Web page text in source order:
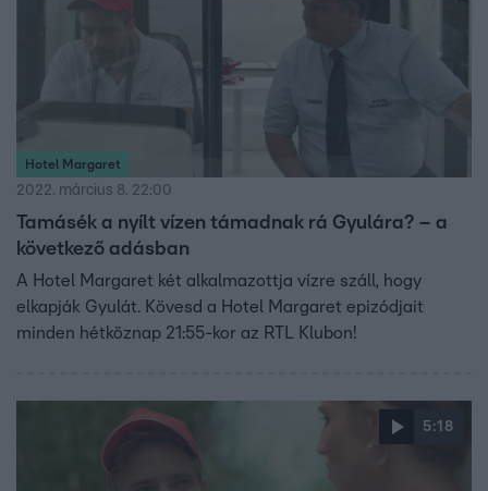
Hotel Margaret
2022. március 8. 22:00
Tamásék a nyílt vízen támadnak rá Gyulára? – a
következő adásban
A Hotel Margaret két alkalmazottja vízre száll, hogy
elkapják Gyulát. Kövesd a Hotel Margaret epizódjait
minden hétköznap 21:55-kor az RTL Klubon!
5:18